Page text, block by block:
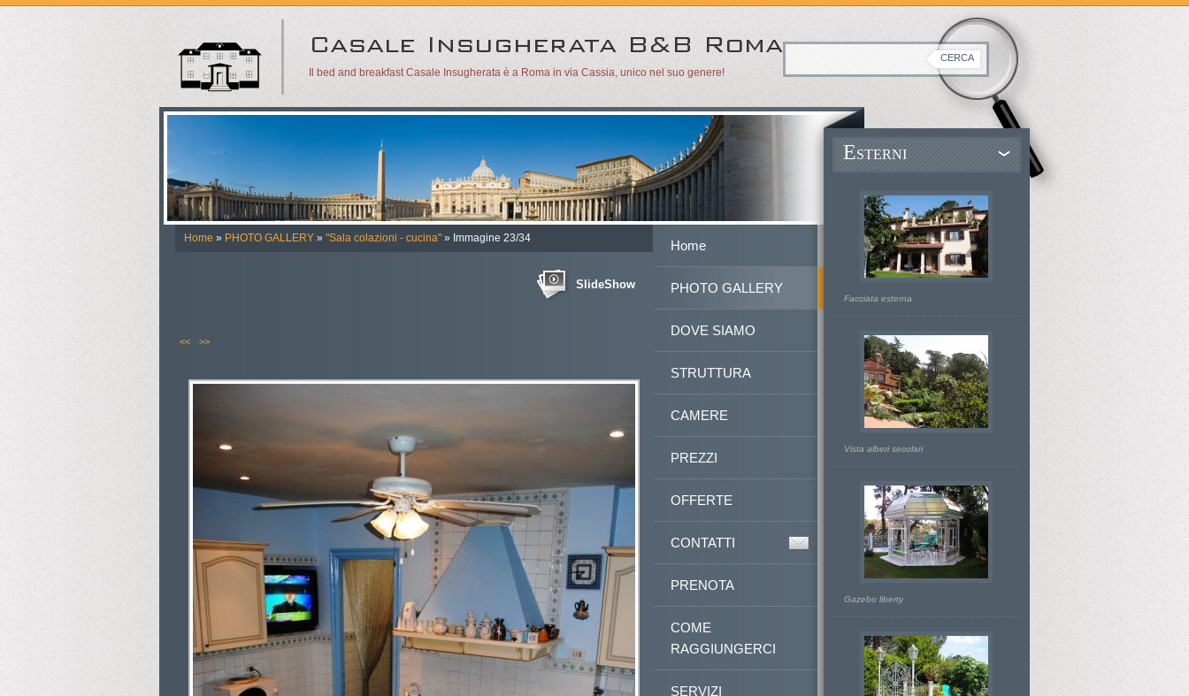
Il bed and breakfast Casale Insugherata è a Roma in via Cassia, unico nel suo genere!
Home » PHOTO GALLERY » "Sala colazioni - cucina" » Immagine 23/34
SlideShow
<< >>
Home
PHOTO GALLERY
DOVE SIAMO
STRUTTURA
CAMERE
PREZZI
OFFERTE
CONTATTI
PRENOTA
COME
RAGGIUNGERCI
SERVIZI
ESTERNI
Facciata esterna
Vista alberi secolari
Gazebo liberty